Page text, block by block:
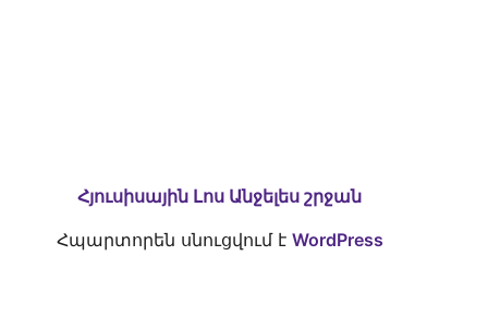
Հյուսիսային Լոս Անջելես շրջան
Հպարտորեն սնուցվում է WordPress